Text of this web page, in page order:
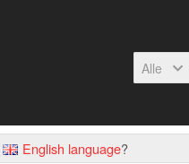
Alle
English language?